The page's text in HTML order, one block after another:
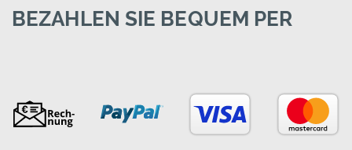
BEZAHLEN SIE BEQUEM PER